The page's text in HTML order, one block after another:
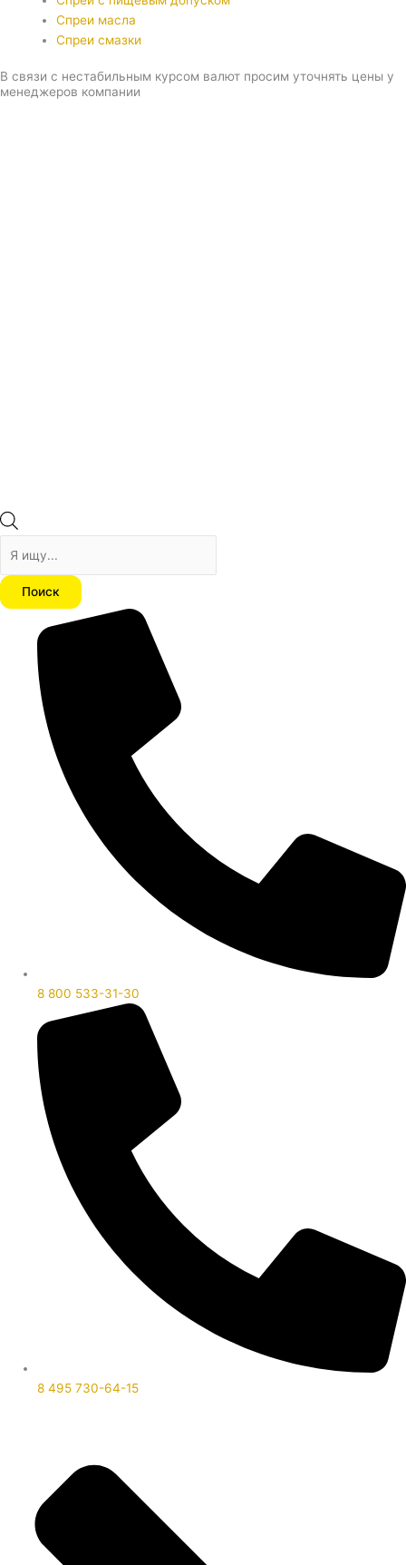
Спреи масла
Спреи смазки
В связи с нестабильным курсом валют просим уточнять цены у
менеджеров компании
Поиск
8 800 533-31-30
8 495 730-64-15